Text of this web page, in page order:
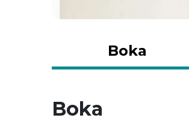
Boka
Boka